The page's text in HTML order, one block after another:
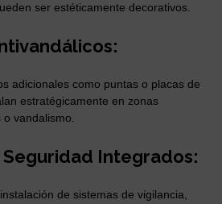
ser estéticamente decorativos.
adicionales como puntas o placas de
estratégicamente en zonas
vandalismo.
Integrados:
de sistemas de vigilancia,